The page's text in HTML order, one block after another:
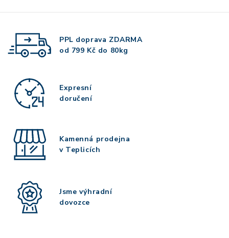
PPL doprava ZDARMA
od 799 Kč do 80kg
Expresní
doručení
Kamenná prodejna
v Teplicích
Jsme výhradní
dovozce